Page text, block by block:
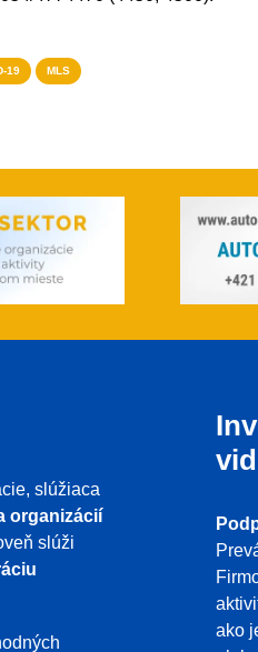
19 MLS
slúžiaca
organizácií
slúži
ako